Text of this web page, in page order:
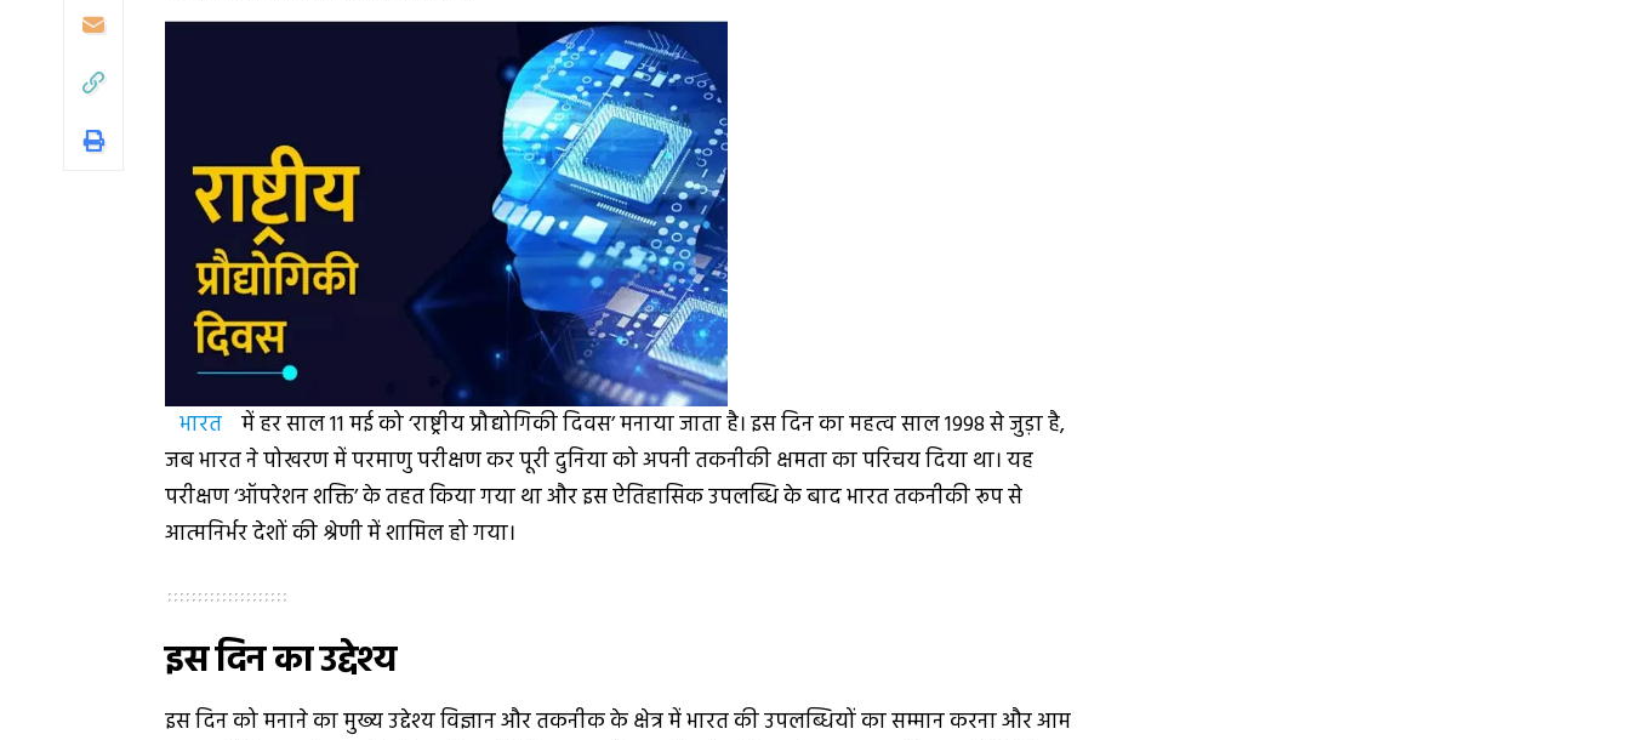
भारत में हर साल 11 मई को ‘राष्ट्रीय प्रौद्योगिकी दिवस’ मनाया जाता है। इस दिन का महत्व साल 1998 से जुड़ा है,
जब भारत ने पोखरण में परमाणु परीक्षण कर पूरी दुनिया को अपनी तकनीकी क्षमता का परिचय दिया था। यह
परीक्षण ‘ऑपरेशन शक्ति’ के तहत किया गया था और इस ऐतिहासिक उपलब्धि के बाद भारत तकनीकी रूप से
आत्मनिर्भर देशों की श्रेणी में शामिल हो गया।
इस दिन का उद्देश्य
इस दिन को मनाने का मुख्य उद्देश्य विज्ञान और तकनीक के क्षेत्र में भारत की उपलब्धियों का सम्मान करना और आम